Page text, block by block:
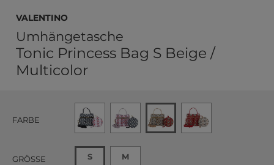
VALENTINO
Umhängetasche
Tonic Princess Bag S Beige /
Multicolor
FARBE
GRÖSSE S M